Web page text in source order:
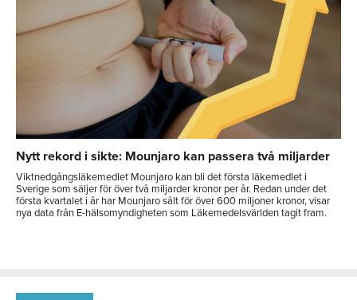
Nytt rekord i sikte: Mounjaro kan passera två miljarder
Viktnedgångsläkemedlet Mounjaro kan bli det första läkemedlet i
Sverige som säljer för över två miljarder kronor per år. Redan under det
första kvartalet i år har Mounjaro sålt för över 600 miljoner kronor, visar
nya data från E-hälsomyndigheten som Läkemedelsvärlden tagit fram.